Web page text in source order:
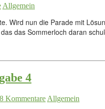
Allgemein
Wird nun die Parade mit
das Sommerloch daran
4
Kommentare Allgemein